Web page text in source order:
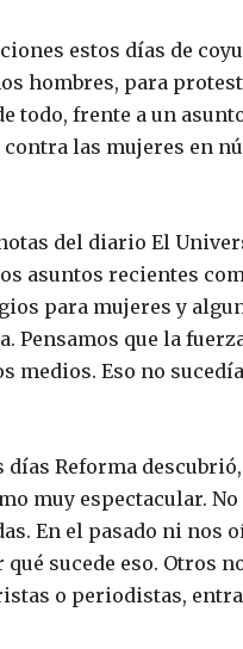
estos días de
hombres, para
todo, frente a un
las mujeres en
del diario El
asuntos recientes
para mujeres y
Pensamos que la
medios. Eso no
Reforma
muy espectacular. No
En el pasado ni nos
sucede eso. Otros
o periodistas,